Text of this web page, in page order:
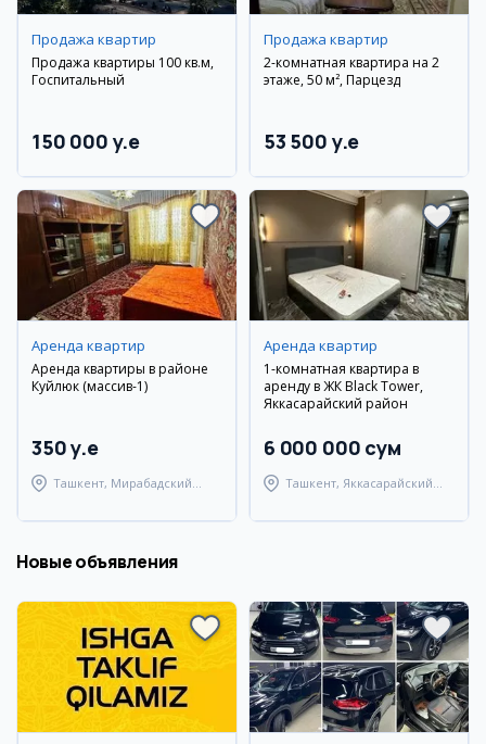
Продажа квартир
Продажа квартиры 100 кв.м,
Госпитальный
150 000 y.e
Продажа квартир
2-комнатная квартира на 2
этаже, 50 м², Парцезд
53 500 y.e
Аренда квартир
Аренда квартиры в районе
Куйлюк (массив-1)
350 y.e
Ташкент, Мирабадский
Аренда квартир
1-комнатная квартира в
аренду в ЖК Black Tower,
Яккасарайский район
6 000 000 сум
Ташкент, Яккасарайский
Новые объявления